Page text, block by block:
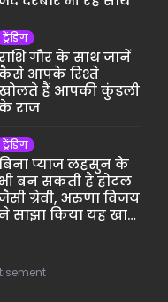
ट्रेंडिंग
गौर के साथ जानें
आपके रिश्ते
हैं आपकी कुंडली
राज
ट्रेंडिंग
प्याज लहसुन के
भी बन सकती है होटल
ग्रेवी, अरुणा विजय
साझा किया यह खास